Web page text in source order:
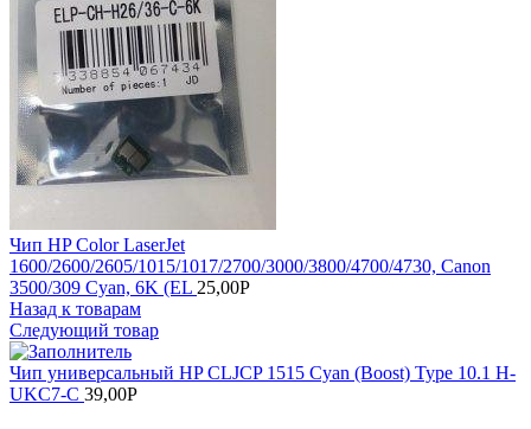
Чип HP Color LaserJet
1600/2600/2605/1015/1017/2700/3000/3800/4700/4730, Canon
3500/309 Cyan, 6K (EL 25,00Р
Назад к товарам
Следующий товар
Чип универсальный HP CLJCP 1515 Cyan (Boost) Type 10.1 H-
UKC7-C 39,00Р